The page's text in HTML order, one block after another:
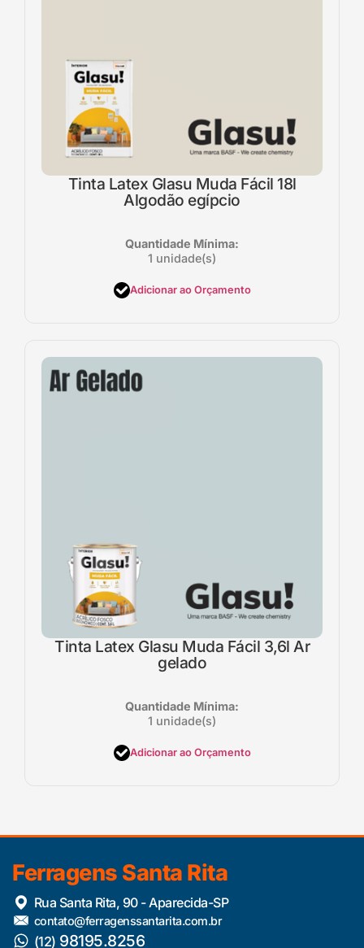
Tinta Latex Glasu Muda Fácil 18l
Algodão egípcio
Quantidade Mínima:
1 unidade(s)
Adicionar ao Orçamento
Tinta Latex Glasu Muda Fácil 3,6l Ar
gelado
Quantidade Mínima:
1 unidade(s)
Adicionar ao Orçamento
Ferragens Santa Rita
Rua Santa Rita, 90 - Aparecida-SP
contato@ferragenssantarita.com.br
(12) 98195.8256